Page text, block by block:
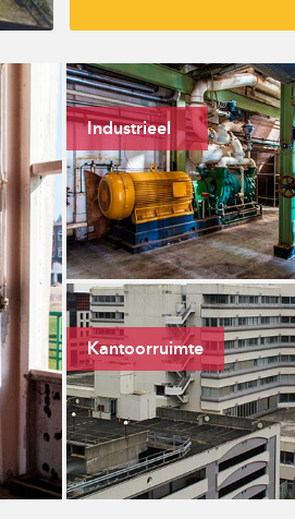
Industrieel
Kantoorruimte